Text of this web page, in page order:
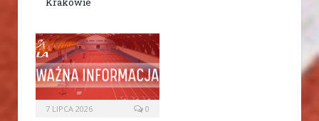
7 LIPCA 2026 0